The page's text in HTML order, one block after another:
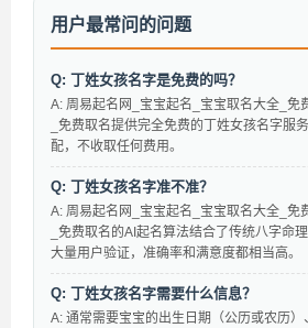
用户最常问的问题
Q: 丁姓女孩名字是免费的吗？
A: 周易起名网_宝宝起名_宝宝取名大全_免
_免费取名提供完全免费的丁姓女孩名字服
配，不收取任何费用。
Q: 丁姓女孩名字准不准？
A: 周易起名网_宝宝起名_宝宝取名大全_免
_免费取名的AI起名算法结合了传统八字命
大量用户验证，准确率和满意度都相当高。
Q: 丁姓女孩名字需要什么信息？
A: 通常需要宝宝的出生日期（公历或农历